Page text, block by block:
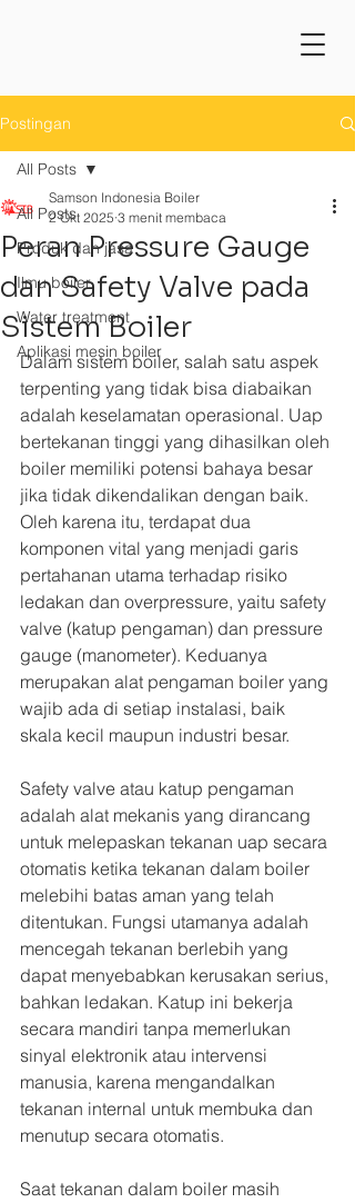
Postingan
All Posts
Produk dan jasa
Ilmu boiler
Water treatment
Aplikasi mesin boiler
All Posts
Peran Pressure Gauge
dan Safety Valve pada
Sistem Boiler
Samson Indonesia Boiler
2 Okt 2025 3 menit membaca
Dalam sistem boiler, salah satu aspek
terpenting yang tidak bisa diabaikan
adalah keselamatan operasional. Uap
bertekanan tinggi yang dihasilkan oleh
boiler memiliki potensi bahaya besar
jika tidak dikendalikan dengan baik.
Oleh karena itu, terdapat dua
komponen vital yang menjadi garis
pertahanan utama terhadap risiko
ledakan dan overpressure, yaitu safety
valve (katup pengaman) dan pressure
gauge (manometer). Keduanya
merupakan alat pengaman boiler yang
wajib ada di setiap instalasi, baik
skala kecil maupun industri besar.
Safety valve atau katup pengaman
adalah alat mekanis yang dirancang
untuk melepaskan tekanan uap secara
otomatis ketika tekanan dalam boiler
melebihi batas aman yang telah
ditentukan. Fungsi utamanya adalah
mencegah tekanan berlebih yang
dapat menyebabkan kerusakan serius,
bahkan ledakan. Katup ini bekerja
secara mandiri tanpa memerlukan
sinyal elektronik atau intervensi
manusia, karena mengandalkan
tekanan internal untuk membuka dan
menutup secara otomatis.
Saat tekanan dalam boiler masih